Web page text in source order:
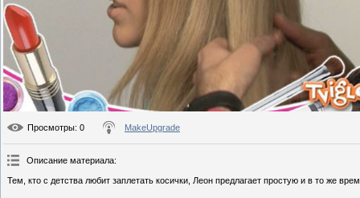
Просмотры: 0 MakeUpgrade
Описание материала:
Тем, кто с детства любит заплетать косички, Леон предлагает простую и в то же